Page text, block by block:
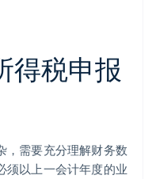
得税申报
，需要充分理解财务数
须以上一会计年度的业